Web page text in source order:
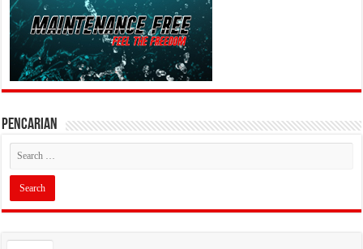
PENCARIAN